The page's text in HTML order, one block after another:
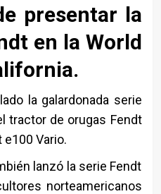
presentar la
en la World
la galardonada serie
tractor de orugas Fendt
e100 Vario.
lanzó la serie Fendt
norteamericanos